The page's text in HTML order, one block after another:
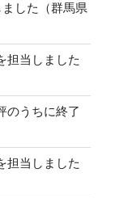
ました（群馬県
担当しました
のうちに終了
担当しました